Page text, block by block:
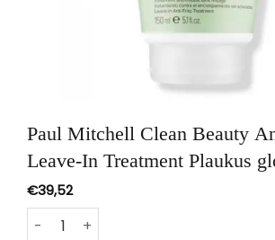
Paul Mitchell Clean Beauty Anti-Frizz
Leave-In Treatment Plaukus
priemonė 150ml
€39,52
produkto kiekis: Paul Mitchell Clean